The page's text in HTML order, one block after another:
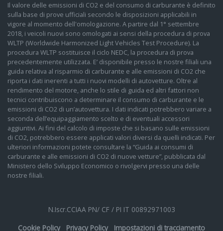
Il valore delle emissioni di CO2 e del consumo di carburante è definito
sulla base di prove ufficiali secondo le disposizioni applicabili in
vigore al momento dell'omologazione. A partire dal 1° settembre
2018, i veicoli nuovi sono omologati ai sensi della procedura di prova
WLTP (Worldwide Harmonized Light Vehicles Test Procedure). La
procedura WLTP sostituisce il ciclo NEDC, la procedura di prova
precedentemente utilizzata. E’ disponibile presso le nostre filiali una
guida relativa al risparmio di carburante e alle emissioni di CO2 che
riporta i dati inerenti a tutti i nuovi modelli di autovetture. Oltre al
rendimento del motore, anche lo stile di guida ed altri fattori non
tecnici contribuiscono a determinare il consumo di carburante e le
emissioni di CO2 di un’autovettura. I dati indicati potrebbero variare a
seconda dell’equipaggiamento scelto e di eventuali accessori
aggiuntivi. Ai fini del calcolo di imposte che si basano sulle emissioni
di CO2, potrebbero essere applicati valori diversi da quelli indicati. Per
ulteriori informazioni potete consultare la “Guida ai consumi di
carburante e alle emissioni di CO2 di nuove vetture”, pubblicata dal
Ministero dello Sviluppo Economico o rivolgervi presso una delle
nostre filiali.
N.Iscr.CCIAA PN/ CF / PI IT 00892971003
Cookie Policy
Privacy Policy Impostazioni di tracciamento